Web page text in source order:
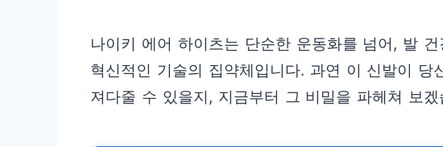
나이키 에어 하이츠는 단순한 운동화를 넘어, 발
혁신적인 기술의 집약체입니다. 과연 이 신발이
져다줄 수 있을지, 지금부터 그 비밀을 파헤쳐 보겠